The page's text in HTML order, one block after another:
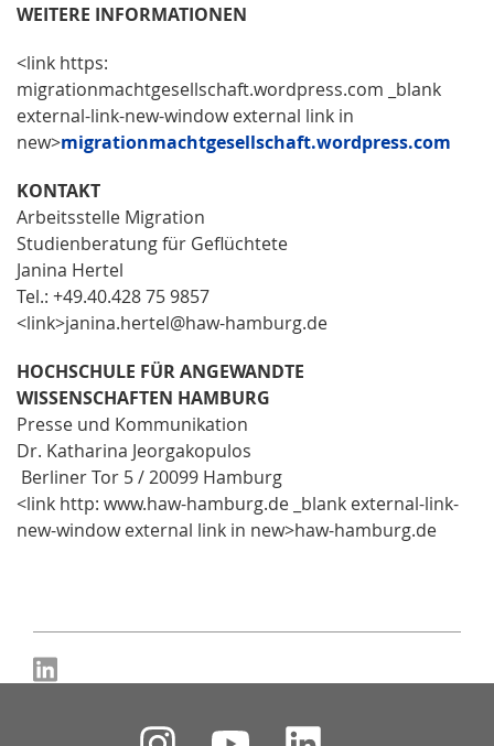
WEITERE INFORMATIONEN
<link https:
migrationmachtgesellschaft.wordpress.com _blank
external-link-new-window external link in
new>migrationmachtgesellschaft.wordpress.com
KONTAKT
Arbeitsstelle Migration
Studienberatung für Geflüchtete
Janina Hertel
Tel.: +49.40.428 75 9857
<link>janina.hertel@haw-hamburg.de
HOCHSCHULE FÜR ANGEWANDTE
WISSENSCHAFTEN HAMBURG
Presse und Kommunikation
Dr. Katharina Jeorgakopulos
Berliner Tor 5 / 20099 Hamburg
<link http: www.haw-hamburg.de _blank external-link-
new-window external link in new>haw-hamburg.de